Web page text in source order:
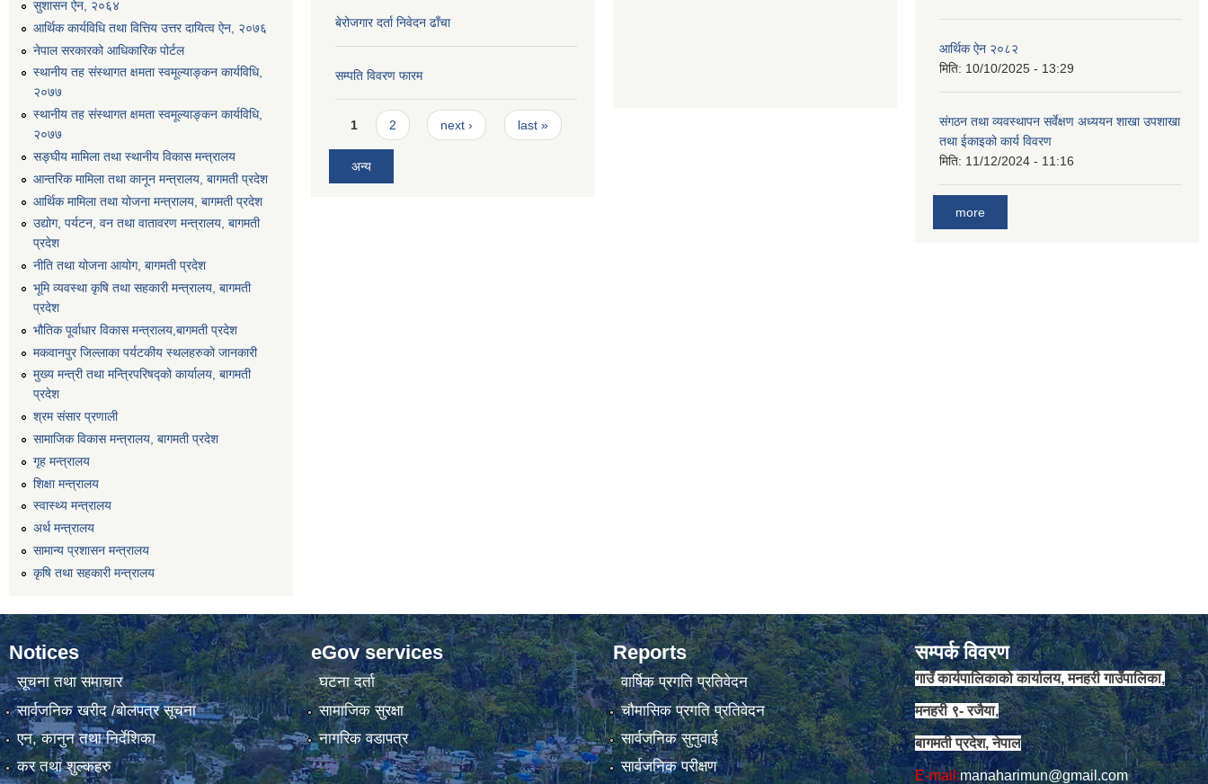
सुशासन ऐन, २०६४
आर्थिक कार्यविधि तथा वित्तिय उत्तर दायित्व ऐन, २०७६
नेपाल सरकारको आधिकारिक पोर्टल
स्थानीय तह संस्थागत क्षमता स्वमूल्याङ्कन कार्यविधि,
२०७७
स्थानीय तह संस्थागत क्षमता स्वमूल्याङ्कन कार्यविधि,
२०७७
सङ्घीय मामिला तथा स्थानीय विकास मन्त्रालय
आन्तरिक मामिला तथा कानून मन्त्रालय, बागमती प्रदेश
आर्थिक मामिला तथा योजना मन्त्रालय, बागमती प्रदेश
उद्योग, पर्यटन, वन तथा वातावरण मन्त्रालय, बागमती
प्रदेश
नीति तथा योजना आयोग, बागमती प्रदेश
भूमि व्यवस्था कृषि तथा सहकारी मन्त्रालय, बागमती
प्रदेश
भौतिक पूर्वाधार विकास मन्त्रालय,बागमती प्रदेश
मकवानपुर जिल्लाका पर्यटकीय स्थलहरुको जानकारी
मुख्य मन्त्री तथा मन्त्रिपरिषद्को कार्यालय, बागमती
प्रदेश
श्रम संसार प्रणाली
सामाजिक विकास मन्त्रालय, बागमती प्रदेश
गृह मन्त्रालय
शिक्षा मन्त्रालय
स्वास्थ्य मन्त्रालय
अर्थ मन्त्रालय
सामान्य प्रशासन मन्त्रालय
कृषि तथा सहकारी मन्त्रालय
बेरोजगार दर्ता निवेदन ढाँचा
सम्पति विवरण फारम
Pages
1 2 next › last »
अन्य
आर्थिक ऐन २०८२
मिति: 10/10/2025 - 13:29
संगठन तथा व्यवस्थापन सर्वेक्षण अध्ययन शाखा उपशाखा
तथा ईकाइको कार्य विवरण
मिति: 11/12/2024 - 11:16
more
Notices
सूचना तथा समाचार
सार्वजनिक खरीद /बोलपत्र सूचना
एन, कानुन तथा निर्देशिका
कर तथा शुल्कहरु
eGov services
घटना दर्ता
सामाजिक सुरक्षा
नागरिक वडापत्र
Reports
वार्षिक प्रगति प्रतिवेदन
चौमासिक प्रगति प्रतिवेदन
सार्वजनिक सुनुवाई
सार्वजनिक परीक्षण
सम्पर्क विवरण
गाउँ कार्यपालिकाको कार्यालय, मनहरी गाउँपालिका,
मनहरी ९- रजैया,
बागमती प्रदेश, नेपाल
E-mail:manaharimun@gmail.com